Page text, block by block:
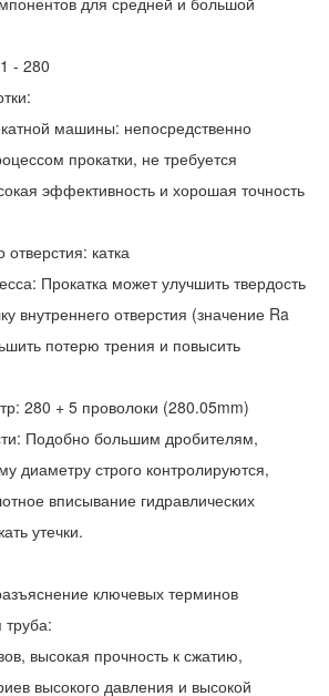
- 280
машины: непосредственно
прокатки, не требуется
эффективность и хорошая точность
отверстия: катка
Прокатка может улучшить твердость
внутреннего отверстия (значение Ra
потерю трения и повысить
280 + 5 проволоки (280.05mm)
Подобно большим дробителям,
диаметру строго контролируются,
вписывание гидравлических
утечки.
ключевых терминов
высокая прочность к сжатию,
высокого давления и высокой